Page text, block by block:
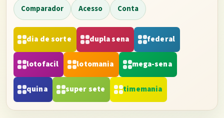
Comparador Acesso Conta
dia de sorte dupla sena federal
lotofacil lotomania mega-sena
quina super sete timemania